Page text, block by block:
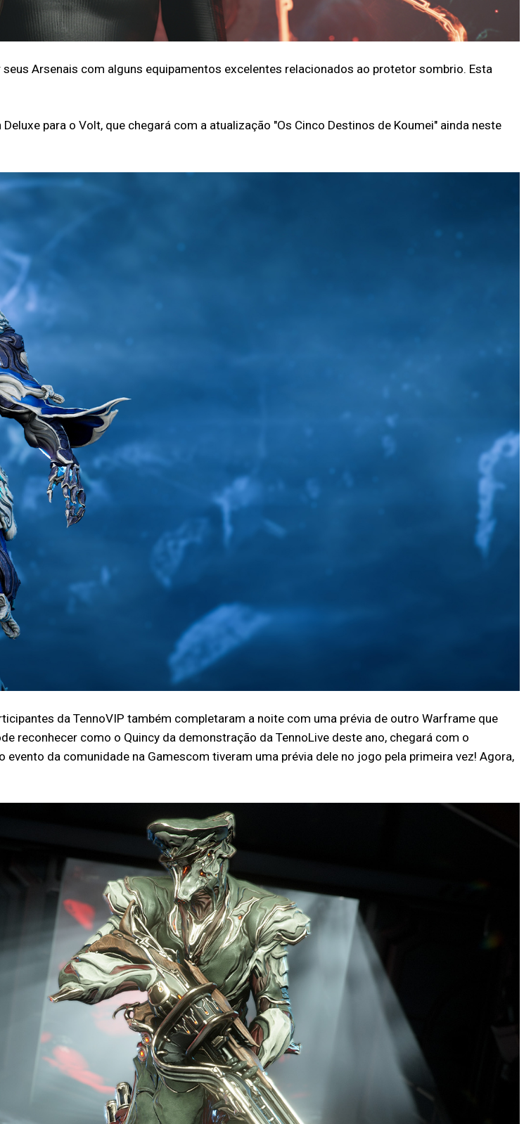
Arsenais com alguns equipamentos excelentes relacionados ao protetor sombrio. Esta
para o Volt, que chegará com a atualização "Os Cinco Destinos de Koumei" ainda neste
da TennoVIP também completaram a noite com uma prévia de outro Warframe que
reconhecer como o Quincy da demonstração da TennoLive deste ano, chegará com o
da comunidade na Gamescom tiveram uma prévia dele no jogo pela primeira vez! Agora,